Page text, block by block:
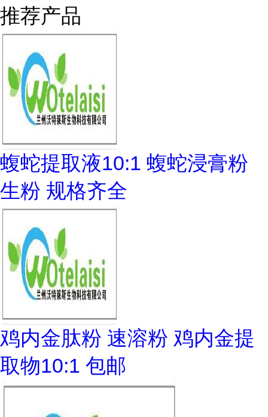
推荐产品
蝮蛇提取液10:1 蝮蛇浸膏粉
生粉 规格齐全
鸡内金肽粉 速溶粉 鸡内金提
取物10:1 包邮